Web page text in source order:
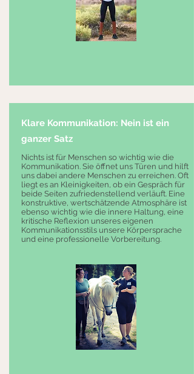
Klare Kommunikation: Nein ist ein
ganzer Satz
Nichts ist für Menschen so wichtig wie die
Kommunikation. Sie öffnet uns Türen und hilft
uns dabei andere Menschen zu erreichen. Oft
liegt es an Kleinigkeiten, ob ein Gespräch für
beide Seiten zufriedenstellend verläuft. Eine
konstruktive, wertschätzende Atmosphäre ist
ebenso wichtig wie die innere Haltung, eine
kritische Reflexion unseres eigenen
Kommunikationsstils unsere Körpersprache
und eine professionelle Vorbereitung.